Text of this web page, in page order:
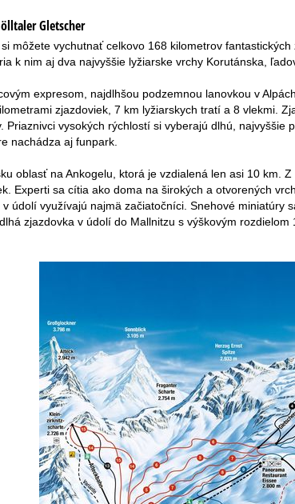
Gletscher
môžete vychutnať celkovo 168 kilometrov
k nim aj dva najvyššie lyžiarske vrchy Korutánska,
expresom, najdlhšou podzemnou lanovkou v
zjazdoviek, 7 km lyžiarskych tratí a 8 vlekmi.
Priaznivci vysokých rýchlostí si vyberajú dlhú,
nachádza aj funpark.
oblasť na Ankogelu, ktorá je vzdialená len asi 10 km.
Experti sa cítia ako doma na širokých a otvorených
údolí využívajú najmä začiatočníci. Snehové
zjazdovka v údolí do Mallnitzu s výškovým rozdielom